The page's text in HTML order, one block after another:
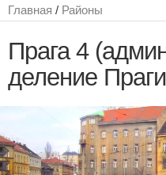
Главная / Районы
Прага 4
деление